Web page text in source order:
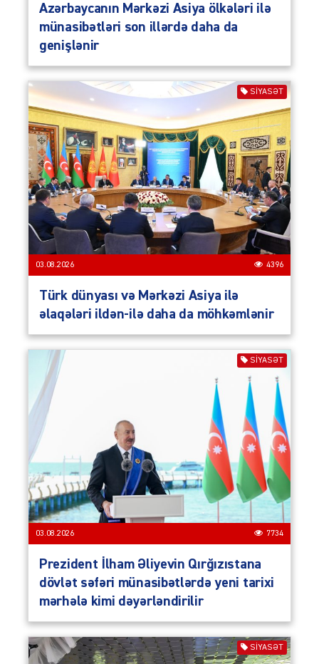
Azərbaycanın Mərkəzi Asiya ölkələri ilə
münasibətləri son illərdə daha da
genişlənir
SIYASƏT
03.08.2026 4396
Türk dünyası və Mərkəzi Asiya ilə
əlaqələri ildən-ilə daha da möhkəmlənir
SIYASƏT
03.08.2026 7734
Prezident İlham Əliyevin Qırğızıstana
dövlət səfəri münasibətlərdə yeni tarixi
mərhələ kimi dəyərləndirilir
SIYASƏT